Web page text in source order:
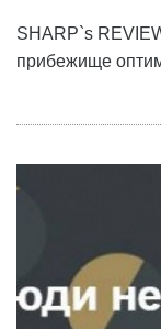
SHARP`s
прибежище